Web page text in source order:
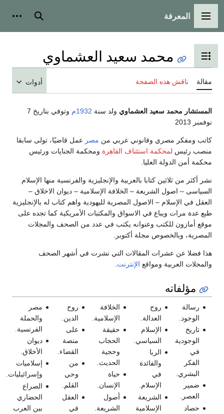
القائمة الرئيسية
المعرفة بحث
تبديل عرض جدول المحتويات
محمد سعيد العشماوي
مقالة ناقش هذه الصفحة أدوات
المستشار محمد سعيد العشماوي ولد سنة 1932م
وتوفي بتاريخ 7
نوفمبر 2013
كاتب ومفكر مصري وقانوني عربي من مصر عمل قاضيًا، تولى سابقا
منصب رئيس لمحكمة استئناف القاهرة ومحكمة الجنايات ورئيس
محكمة أمن الدولة العليا.
نشر أكثر من ثلاثين كتابا بالعربية والإنجليزية والفرنسية منها الإسلام
السياسى – اصول الشريعة – الخلافة الإسلامية – ديوان الاخلاق –
العقل في الإسلام – الاصول المصرية لليهودية واهم كتاب له بالإنجليزية
طبع عدة مرات ويباع في الاسواق والمكتبات الأمريكية كما تجده على
موقع أمازون للكتب وعنوانه يكتب في عدد من الصحف والمجلات
المصرية، وبالخصوص مجلة أكتوبر.
هذا فضلا عن عشرات المقالات التي نشرت في أشهر الصحف
والمجلات العربية ومواقع الإنترنت
مؤلفاته
رسالة
الوجود.
تاريخ
الوجودية
في
الفكر
البشري.
ضمير
العصر.
حصاد
روح
العدالة.
الإسلام
السياسي.
الربا
والفائدة
في
الإسلام.
الشريعة
الإسلامية
الخلافة
الإسلامية.
حقيقة
الحجاب
وحجية
الحديث.
حياة
الإنسان.
أصول
الشريعة.
روح
الدين.
على
منصة
القضاء.
من
وحي
القلم.
العقل
في
مصر
والحملة
الفرنسية.
ديوان
الأخلاق.
إسلاميات
وإسرائيليات.
الصراع
الحضاري
بين العرب